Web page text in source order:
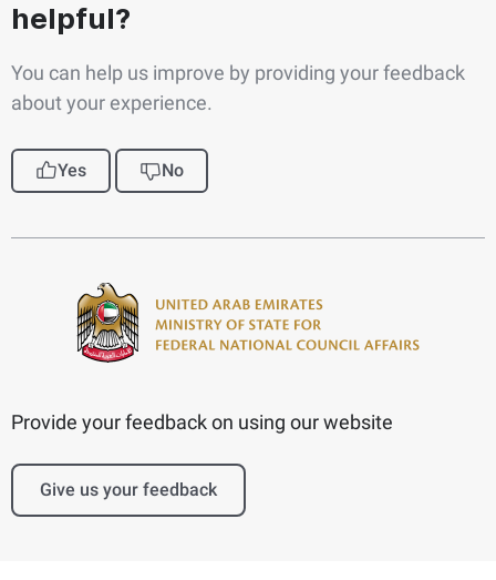
helpful?
You can help us improve by providing your feedback
about your experience.
Yes No
Provide your feedback on using our website
Give us your feedback